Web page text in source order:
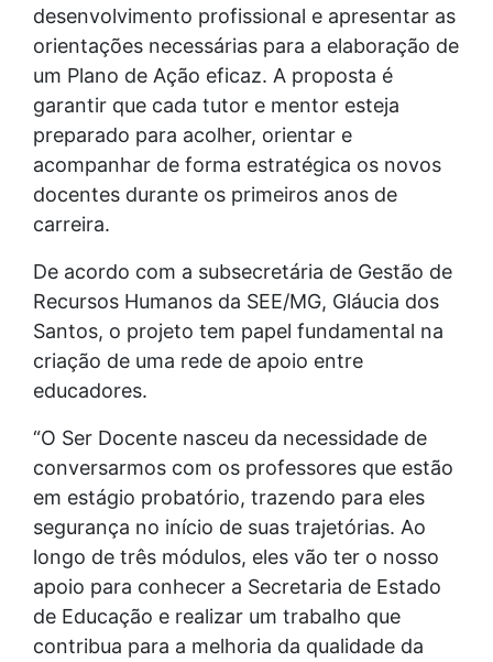
desenvolvimento profissional e apresentar as
orientações necessárias para a elaboração de
um Plano de Ação eficaz. A proposta é
garantir que cada tutor e mentor esteja
preparado para acolher, orientar e
acompanhar de forma estratégica os novos
docentes durante os primeiros anos de
carreira.
De acordo com a subsecretária de Gestão de
Recursos Humanos da SEE/MG, Gláucia dos
Santos, o projeto tem papel fundamental na
criação de uma rede de apoio entre
educadores.
“O Ser Docente nasceu da necessidade de
conversarmos com os professores que estão
em estágio probatório, trazendo para eles
segurança no início de suas trajetórias. Ao
longo de três módulos, eles vão ter o nosso
apoio para conhecer a Secretaria de Estado
de Educação e realizar um trabalho que
contribua para a melhoria da qualidade da